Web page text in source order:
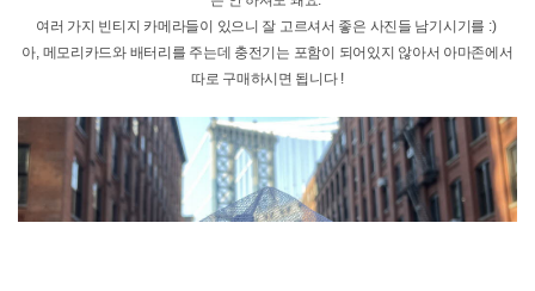
슈프림은 소호와 브루클린에 두 곳이 있는데, 소호 슈프림은 방문할 때마다 줄을
서서 들어갔지만 브루클린 매장은 줄이 없어서 바로 들어갈 수 있었어요.
또한 빈티지 가게를 좋아하신다면 더 좋아하실 것 같은데요.
Awoke Vintage Brooklyn 과 같은 빈티지 가게들이 많이 있으니깐 한 번쯤 방문해
보시는 것도 추천해 드립니다!